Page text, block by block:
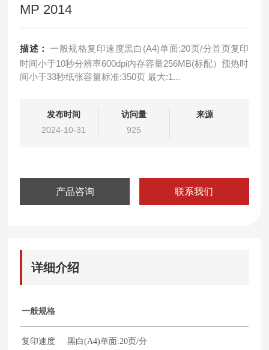
MP 2014
描述：
一般规格复印速度黑白(A4)单面:20页/分首页复印
时间小于10秒分辨率600dpi内存容量256MB(标配）预热时
间小于33秒纸张容量标准:350页 最大:1...
发布时间
2024-10-31
访问量
925
来源
产品咨询 联系我们
详细介绍
一般规格
复印速度 黑白(A4)单面:20页/分